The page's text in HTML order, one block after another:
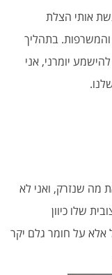
אותי הצלת
בתהליך
יומרני, אני
מה שנזרק, ואני לא
שלו כיוון
על חומר גלם יקר